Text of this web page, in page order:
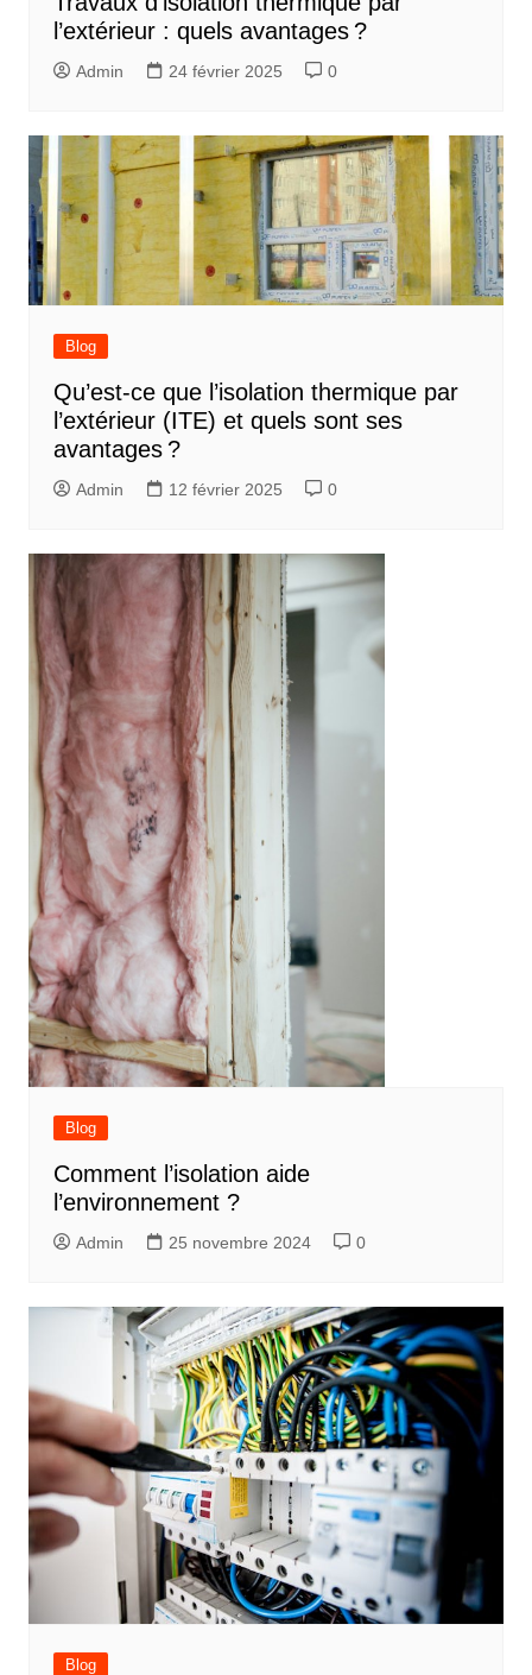
l’extérieur : quels avantages ?
Admin 24 février 2025 0
Blog
Qu’est-ce que l’isolation thermique par
l’extérieur (ITE) et quels sont ses
avantages ?
Admin 12 février 2025 0
Blog
Comment l’isolation aide
l’environnement ?
Admin 25 novembre 2024 0
Blog